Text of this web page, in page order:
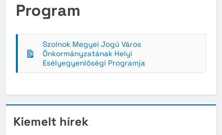
Program
Szolnok Megyei Jogú Város
Önkormányzatának Helyi
Esélyegyenlőségi Programja
Kiemelt hírek